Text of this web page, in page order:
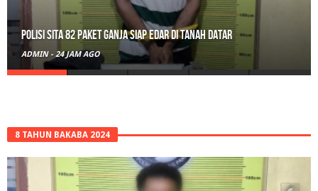
Polisi Sita 82 Paket Ganja Siap Edar di Tanah Datar
ADMIN - 24 JAM AGO
8 TAHUN BAKABA 2024